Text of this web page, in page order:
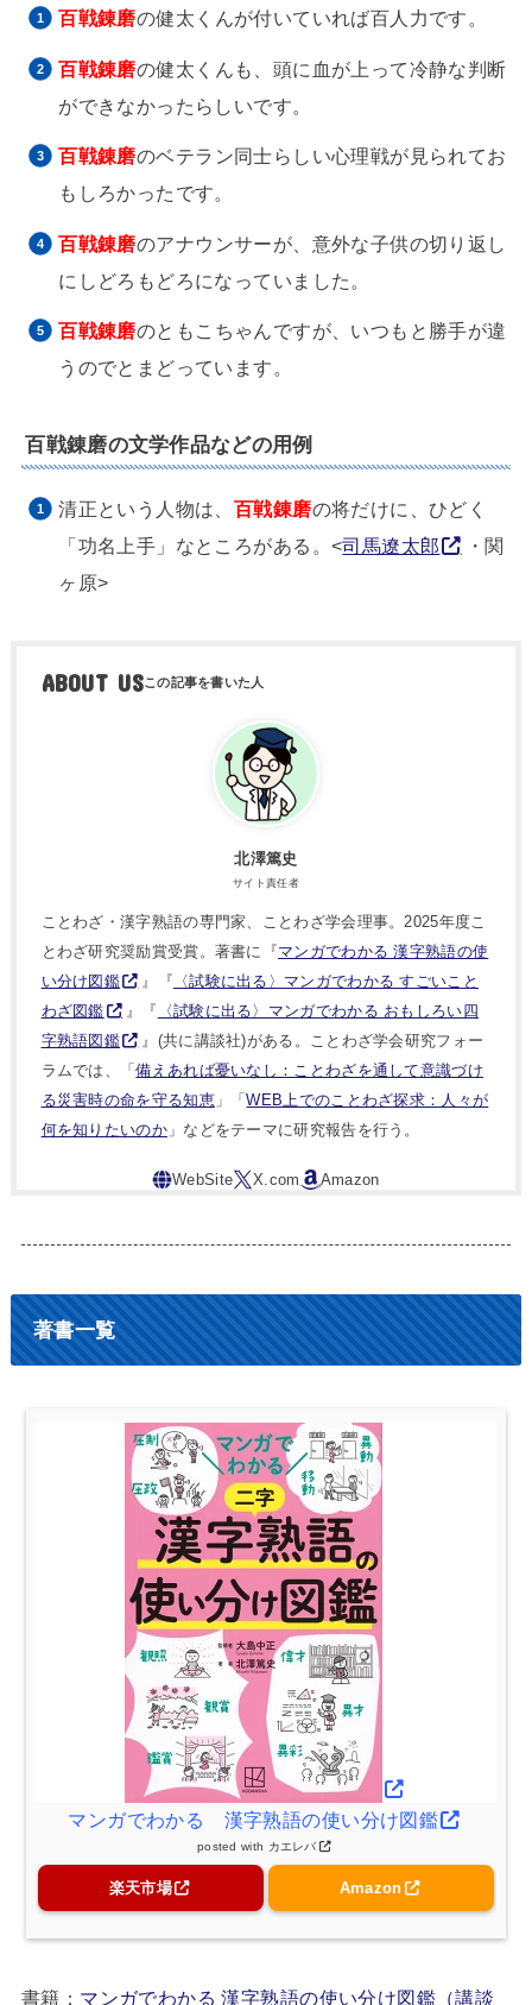
百戦錬磨の健太くんが付いていれば百人力です。
百戦錬磨の健太くんも、頭に血が上って冷静な判断
ができなかったらしいです。
百戦錬磨のベテラン同士らしい心理戦が見られてお
もしろかったです。
百戦錬磨のアナウンサーが、意外な子供の切り返し
にしどろもどろになっていました。
百戦錬磨のともこちゃんですが、いつもと勝手が違
うのでとまどっています。
百戦錬磨の文学作品などの用例
清正という人物は、 百戦錬磨の将だけに、ひどく
「功名上手」なところがある。<司馬遼太郎
・関
ヶ原>
ABOUT US
北澤篤史
サイト責任者
ことわざ・漢字熟語の専門家、ことわざ学会理事。2025年度こ
とわざ研究奨励賞受賞。著書に『マンガでわかる 漢字熟語の使
い分け図鑑
』『 〈試験に出る〉マンガでわかる すごいこと
わざ図鑑
』『
〈試験に出る〉マンガでわかる おもしろい四
字熟語図鑑
』(共に講談社)がある。ことわざ学会研究フォー
ラムでは、「備えあれば憂いなし：ことわざを通して意識づけ
る災害時の命を守る知恵」「WEB上でのことわざ探求：人々が
何を知りたいのか」などをテーマに研究報告を行う。
著書一覧
マンガでわかる 漢字熟語の使い分け図鑑
posted with カエレバ
楽天市場 Amazon
書籍： マンガでわかる 漢字熟語の使い分け図鑑（講談